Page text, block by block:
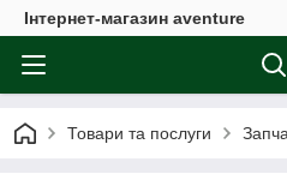
Інтернет-магазин aventure
Товари та послуги